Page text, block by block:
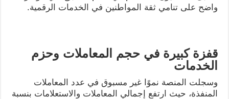
واضح على تنامي ثقة المواطنين في الخدمات الرقمية.
قفزة كبيرة في حجم المعاملات وحزم
الخدمات
وسجلت المنصة نموًا غير مسبوق في عدد المعاملات
المنفذة، حيث ارتفع إجمالي المعاملات والاستعلامات بنسبة